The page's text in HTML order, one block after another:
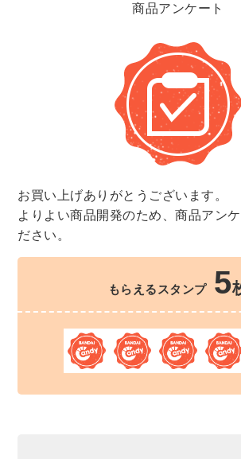
商品アンケート
お買い上げありがとうございます。
よりよい商品開発のため、商品アン
ださい。
もらえるスタンプ 5